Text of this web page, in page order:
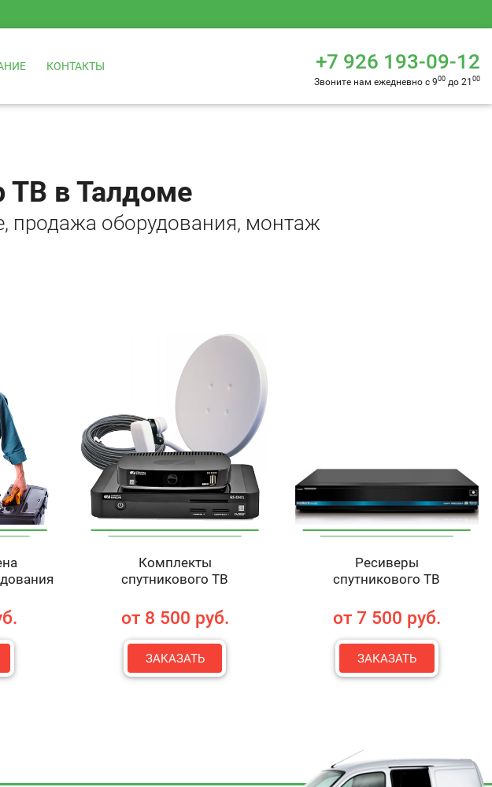
КОНТАКТЫ +7 926 193-09-12
Звоните нам ежедневно с 900 до 21 00
ТВ в Талдоме
продажа оборудования, монтаж
Комплекты
спутникового ТВ
от 8 500 руб.
ЗАКАЗАТЬ
Ресиверы
спутникового ТВ
от 7 500 руб.
ЗАКАЗАТЬ